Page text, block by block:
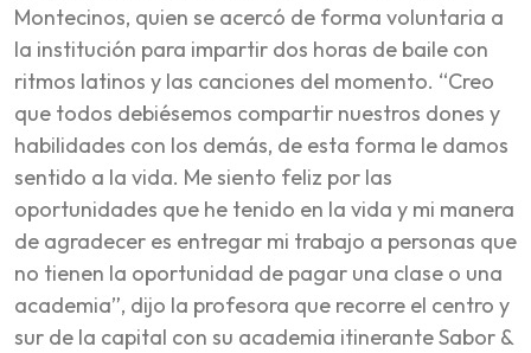
Montecinos, quien se acercó de forma voluntaria a
la institución para impartir dos horas de baile con
ritmos latinos y las canciones del momento. “Creo
que todos debiésemos compartir nuestros dones y
habilidades con los demás, de esta forma le damos
sentido a la vida. Me siento feliz por las
oportunidades que he tenido en la vida y mi manera
de agradecer es entregar mi trabajo a personas que
no tienen la oportunidad de pagar una clase o una
academia”, dijo la profesora que recorre el centro y
sur de la capital con su academia itinerante Sabor &